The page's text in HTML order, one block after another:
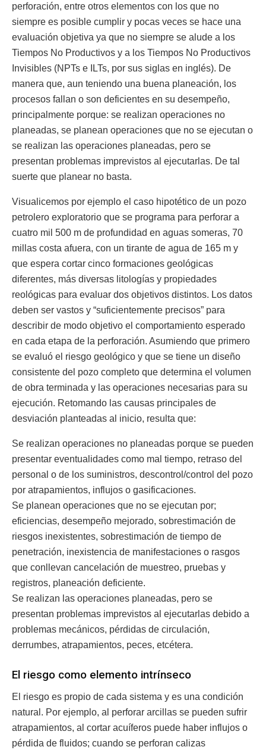
perforación, entre otros elementos con los que no
siempre es posible cumplir y pocas veces se hace una
evaluación objetiva ya que no siempre se alude a los
Tiempos No Productivos y a los Tiempos No Productivos
Invisibles (NPTs e ILTs, por sus siglas en inglés). De
manera que, aun teniendo una buena planeación, los
procesos fallan o son deficientes en su desempeño,
principalmente porque: se realizan operaciones no
planeadas, se planean operaciones que no se ejecutan o
se realizan las operaciones planeadas, pero se
presentan problemas imprevistos al ejecutarlas. De tal
suerte que planear no basta.
Visualicemos por ejemplo el caso hipotético de un pozo
petrolero exploratorio que se programa para perforar a
cuatro mil 500 m de profundidad en aguas someras, 70
millas costa afuera, con un tirante de agua de 165 m y
que espera cortar cinco formaciones geológicas
diferentes, más diversas litologías y propiedades
reológicas para evaluar dos objetivos distintos. Los datos
deben ser vastos y “suficientemente precisos” para
describir de modo objetivo el comportamiento esperado
en cada etapa de la perforación. Asumiendo que primero
se evaluó el riesgo geológico y que se tiene un diseño
consistente del pozo completo que determina el volumen
de obra terminada y las operaciones necesarias para su
ejecución. Retomando las causas principales de
desviación planteadas al inicio, resulta que:
Se realizan operaciones no planeadas porque se pueden
presentar eventualidades como mal tiempo, retraso del
personal o de los suministros, descontrol/control del pozo
por atrapamientos, influjos o gasificaciones.
Se planean operaciones que no se ejecutan por;
eficiencias, desempeño mejorado, sobrestimación de
riesgos inexistentes, sobrestimación de tiempo de
penetración, inexistencia de manifestaciones o rasgos
que conllevan cancelación de muestreo, pruebas y
registros, planeación deficiente.
Se realizan las operaciones planeadas, pero se
presentan problemas imprevistos al ejecutarlas debido a
problemas mecánicos, pérdidas de circulación,
derrumbes, atrapamientos, peces, etcétera.
El riesgo como elemento intrínseco
El riesgo es propio de cada sistema y es una condición
natural. Por ejemplo, al perforar arcillas se pueden sufrir
atrapamientos, al cortar acuíferos puede haber influjos o
pérdida de fluidos; cuando se perforan calizas